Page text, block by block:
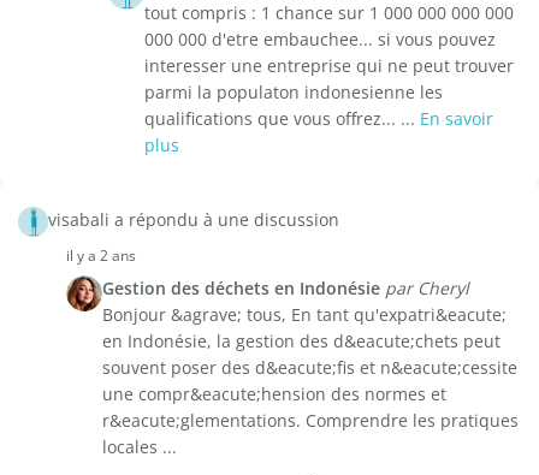
tout compris : 1 chance sur 1 000 000 000 000
000 000 d'etre embauchee... si vous pouvez
interesser une entreprise qui ne peut trouver
parmi la populaton indonesienne les
qualifications que vous offrez... ... En savoir
plus
visabali a répondu à une discussion
il y a 2 ans
Gestion des déchets en Indonésie par Cheryl
Bonjour &agrave; tous, En tant qu'expatri&eacute;
en Indonésie, la gestion des d&eacute;chets peut
souvent poser des d&eacute;fis et n&eacute;cessite
une compr&eacute;hension des normes et
r&eacute;glementations. Comprendre les pratiques
locales ...